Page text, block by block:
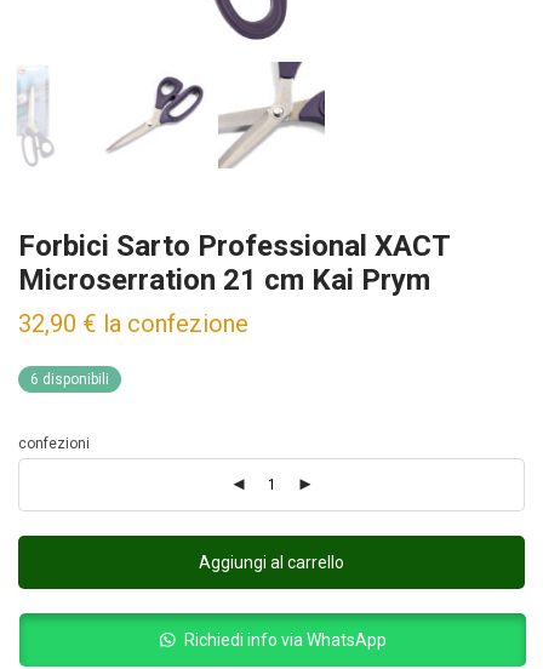
Forbici Sarto Professional XACT
Microserration 21 cm Kai Prym
32,90 € la confezione
6 disponibili
confezioni
Aggiungi al carrello
Richiedi info via WhatsApp